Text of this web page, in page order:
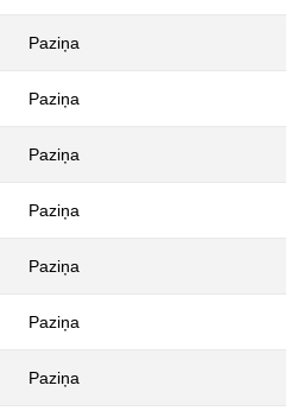
Paziņa
Paziņa
Paziņa
Paziņa
Paziņa
Paziņa
Paziņa